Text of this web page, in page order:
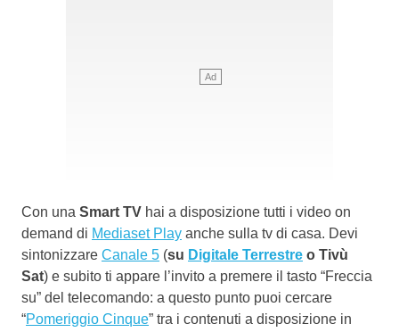
Con una Smart TV hai a disposizione tutti i video on
demand di Mediaset Play anche sulla tv di casa. Devi
sintonizzare Canale 5 (su Digitale Terrestre o Tivù
Sat) e subito ti appare l’invito a premere il tasto “Freccia
su” del telecomando: a questo punto puoi cercare
“Pomeriggio Cinque” tra i contenuti a disposizione in